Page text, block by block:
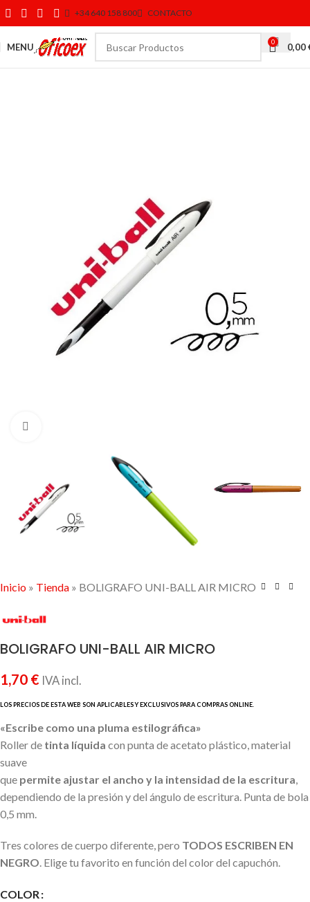
+34 640 158 800 CONTACTO
MENU 0 0,00
Inicio » Tienda » BOLIGRAFO UNI-BALL AIR MICRO
BOLIGRAFO UNI-BALL AIR MICRO
1,70 € IVA incl.
«Escribe como una pluma estilográfica»
Roller de tinta líquida con punta de acetato plástico, material
suave
que permite ajustar el ancho y la intensidad de la escritura,
dependiendo de la presión y del ángulo de escritura. Punta de bola
0,5 mm.
Tres colores de cuerpo diferente, pero TODOS ESCRIBEN EN
NEGRO. Elige tu favorito en función del color del capuchón.
COLOR